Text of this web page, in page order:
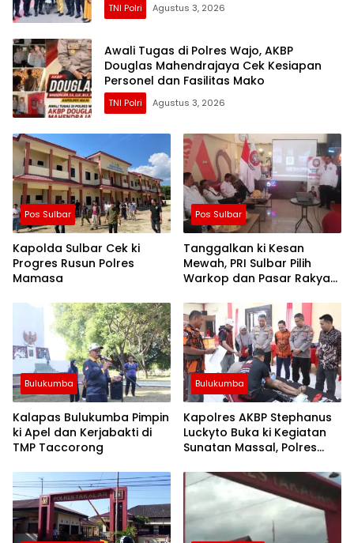
TNI Polri Agustus 3, 2026
Awali Tugas di Polres Wajo, AKBP
Douglas Mahendrajaya Cek Kesiapan
Personel dan Fasilitas Mako
TNI Polri Agustus 3, 2026
Pos Sulbar
Kapolda Sulbar Cek ki
Progres Rusun Polres
Mamasa
Pos Sulbar
Tanggalkan ki Kesan
Mewah, PRI Sulbar Pilih
Warkop dan Pasar Rakyat
Bulukumba
Kalapas Bulukumba Pimpin
ki Apel dan Kerjabakti di
TMP Taccorong
Bulukumba
Kapolres AKBP Stephanus
Luckyto Buka ki Kegiatan
Sunatan Massal, Polres
dengan Pemuda Pancasila